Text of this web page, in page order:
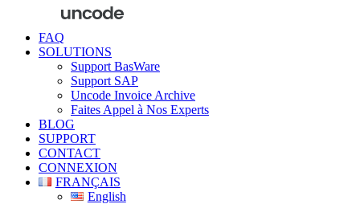
FAQ
SOLUTIONS
Support BasWare
Support SAP
Uncode Invoice Archive
Faites Appel à Nos Experts
BLOG
SUPPORT
CONTACT
CONNEXION
FRANÇAIS
English